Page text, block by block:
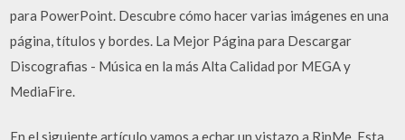
para PowerPoint. Descubre cómo hacer varias imágenes en una
página, títulos y bordes. La Mejor Página para Descargar
Discografias - Música en la más Alta Calidad por MEGA y
MediaFire.
En el siguiente artículo vamos a echar un vistazo a RipMe. Esta